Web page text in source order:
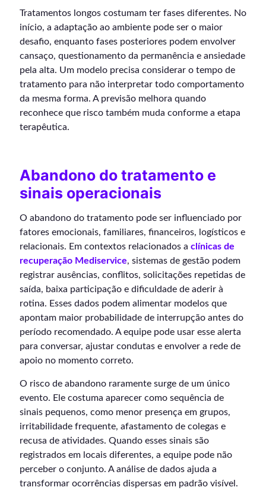
Tratamentos longos costumam ter fases diferentes. No
início, a adaptação ao ambiente pode ser o maior
desafio, enquanto fases posteriores podem envolver
cansaço, questionamento da permanência e ansiedade
pela alta. Um modelo precisa considerar o tempo de
tratamento para não interpretar todo comportamento
da mesma forma. A previsão melhora quando
reconhece que risco também muda conforme a etapa
terapêutica.
Abandono do tratamento e
sinais operacionais
O abandono do tratamento pode ser influenciado por
fatores emocionais, familiares, financeiros, logísticos e
relacionais. Em contextos relacionados a clínicas de
recuperação Mediservice, sistemas de gestão podem
registrar ausências, conflitos, solicitações repetidas de
saída, baixa participação e dificuldade de aderir à
rotina. Esses dados podem alimentar modelos que
apontam maior probabilidade de interrupção antes do
período recomendado. A equipe pode usar esse alerta
para conversar, ajustar condutas e envolver a rede de
apoio no momento correto.
O risco de abandono raramente surge de um único
evento. Ele costuma aparecer como sequência de
sinais pequenos, como menor presença em grupos,
irritabilidade frequente, afastamento de colegas e
recusa de atividades. Quando esses sinais são
registrados em locais diferentes, a equipe pode não
perceber o conjunto. A análise de dados ajuda a
transformar ocorrências dispersas em padrão visível.